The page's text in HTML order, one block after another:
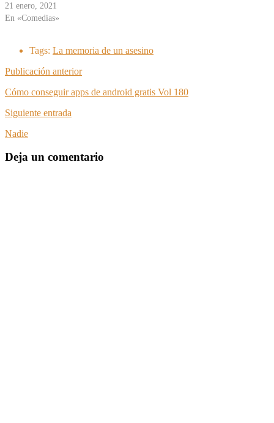
21 enero, 2021
En «Comedias»
Tags: La memoria de un asesino
Publicación anterior
Cómo conseguir apps de android gratis Vol 180
Siguiente entrada
Nadie
Deja un comentario